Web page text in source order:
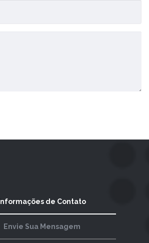
Informações de Contato
Envie Sua Mensagem